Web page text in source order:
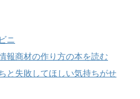
ニ
報商材の作り方の本を読む
と失敗してほしい気持ちがせ